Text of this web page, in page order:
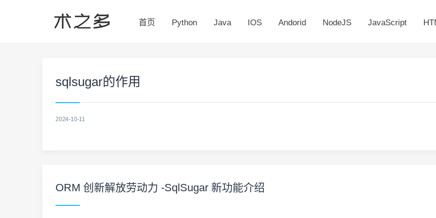
首页 Python Java IOS Andorid NodeJS JavaScript
sqlsugar的作用
2024-10-11
ORM 创新解放劳动力 -SqlSugar 新功能介绍